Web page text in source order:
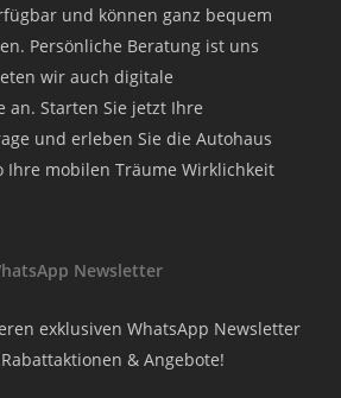
und können ganz bequem
Persönliche Beratung ist uns
wir auch digitale
an. Starten Sie jetzt Ihre
und erleben Sie die Autohaus
Ihre mobilen Träume Wirklichkeit
Newsletter
exklusiven WhatsApp Newsletter
& Angebote!